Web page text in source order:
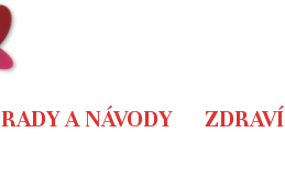
RADY A NÁVODY ZDRAVÍ